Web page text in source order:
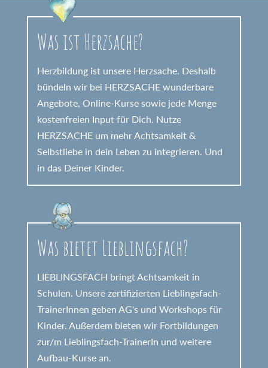
Was ist Herzsache?
Herzbildung ist unsere Herzsache. Deshalb
bündeln wir bei HERZSACHE wunderbare
Angebote, Online-Kurse sowie jede Menge
kostenfreien Input für Dich. Nutze
HERZSACHE um mehr Achtsamkeit &
Selbstliebe in dein Leben zu integrieren. Und
in das Deiner Kinder.
Was bietet Lieblingsfach?
LIEBLINGSFACH bringt Achtsamkeit in
Schulen. Unsere zertifizierten Lieblingsfach-
TrainerInnen geben AG's und Workshops für
Kinder. Außerdem bieten wir Fortbildungen
zur/m Lieblingsfach-TrainerIn und weitere
Aufbau-Kurse an.